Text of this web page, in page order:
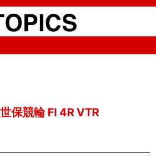
保競輪 FI 4R VTR